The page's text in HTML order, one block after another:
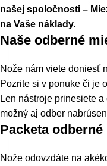
našej spoločnosti –
na Vaše náklady.
Naše odberné
Nože nám viete doniesť
Pozrite si v ponuke či je
Len nástroje prinesiete
možný aj odber
Packeta
Nože odovzdáte na